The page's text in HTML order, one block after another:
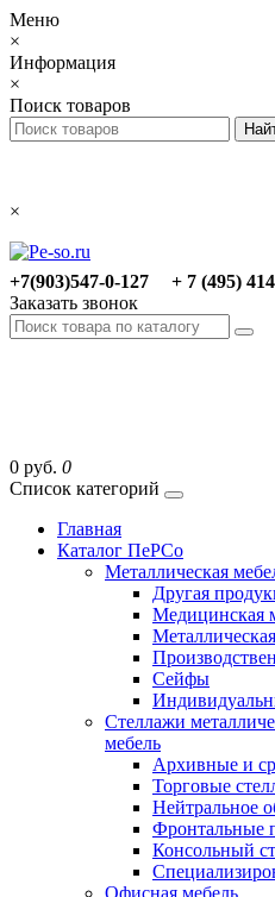
Меню
×
Информация
×
Поиск товаров
×
+7(903)547-0-127
+ 7 (495)
Заказать звонок
0 руб. 0
Список категорий
Главная
Каталог ПеРСо
Металлическая
Другая
Медицинская
Сейфы
Стеллажи
мебель
Архивные и
Торговые
Нейтральное
Фронтальные
Консольный
Офисная мебель